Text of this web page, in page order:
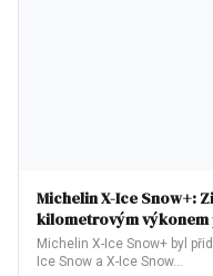
Michelin X-Ice Snow+:
kilometrovým
Michelin X-Ice Snow+ byl
Ice Snow a X-Ice Snow…